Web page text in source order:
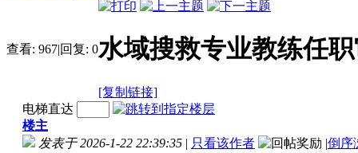
查看: 967|回复: 0水域搜救专业教练任
[复制链接]
电梯直达
楼主
发表于 2026-1-22 22:39:35 | 只看该作者 |倒序